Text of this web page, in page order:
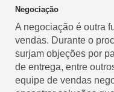
Negociação
A negociação é outra
vendas. Durante o
surjam objeções por
de entrega, entre
equipe de vendas